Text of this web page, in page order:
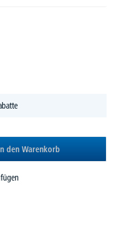
den Warenkorb